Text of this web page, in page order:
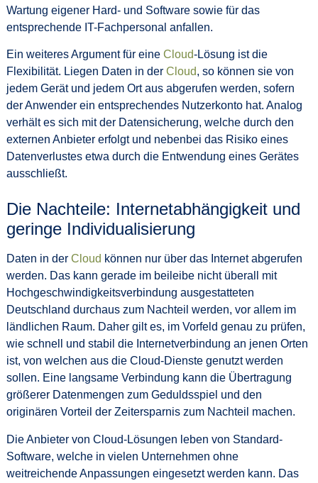
Wartung eigener Hard- und Software sowie für das
entsprechende IT-Fachpersonal anfallen.
Ein weiteres Argument für eine Cloud-Lösung ist die
Flexibilität. Liegen Daten in der Cloud, so können sie von
jedem Gerät und jedem Ort aus abgerufen werden, sofern
der Anwender ein entsprechendes Nutzerkonto hat. Analog
verhält es sich mit der Datensicherung, welche durch den
externen Anbieter erfolgt und nebenbei das Risiko eines
Datenverlustes etwa durch die Entwendung eines Gerätes
ausschließt.
Die Nachteile: Internetabhängigkeit und
geringe Individualisierung
Daten in der Cloud können nur über das Internet abgerufen
werden. Das kann gerade im beileibe nicht überall mit
Hochgeschwindigkeitsverbindung ausgestatteten
Deutschland durchaus zum Nachteil werden, vor allem im
ländlichen Raum. Daher gilt es, im Vorfeld genau zu prüfen,
wie schnell und stabil die Internetverbindung an jenen Orten
ist, von welchen aus die Cloud-Dienste genutzt werden
sollen. Eine langsame Verbindung kann die Übertragung
größerer Datenmengen zum Geduldsspiel und den
originären Vorteil der Zeitersparnis zum Nachteil machen.
Die Anbieter von Cloud-Lösungen leben von Standard-
Software, welche in vielen Unternehmen ohne
weitreichende Anpassungen eingesetzt werden kann. Das